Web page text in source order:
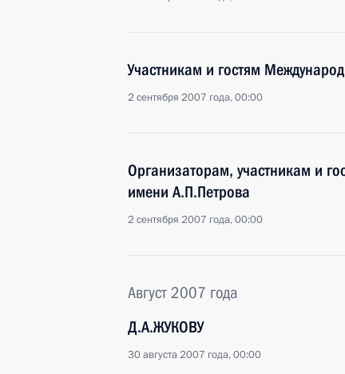
Участникам и гостям
2 сентября 2007 года, 00:00
Организаторам, участникам и
имени А.П.Петрова
2 сентября 2007 года, 00:00
Август 2007 года
Д.А.ЖУКОВУ
30 августа 2007 года, 00:00